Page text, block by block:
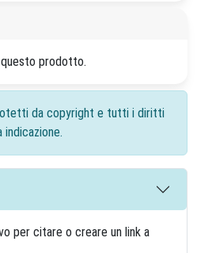
prodotto.
da copyright e tutti i diritti
indicazione.
per citare o creare un link a